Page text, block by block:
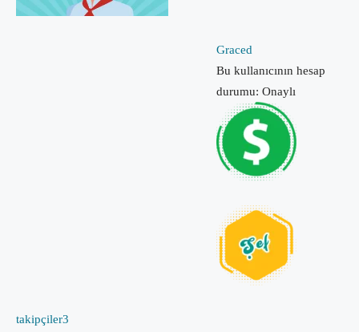
Graced
Bu kullanıcının hesap
durumu: Onaylı
takipçiler3